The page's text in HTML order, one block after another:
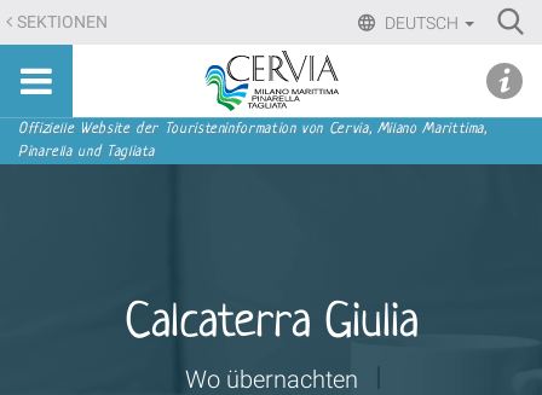
Direkt
zum
Inhalt
Direkt
zur
DEUTSCH
SEKTIONEN
Sito
turistico
ufficiale
Sektionen
Offizielle Website der Touristeninformation von Cervia, Milano Marittima,
Pinarella und Tagliata
Calcaterra Giulia
Wo übernachten
menu